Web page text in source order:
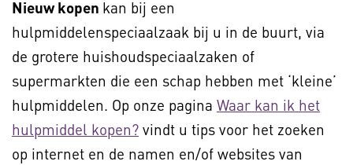
Nieuw kopen kan bij een
hulpmiddelenspeciaalzaak bij u in de buurt, via
de grotere huishoudspeciaalzaken of
supermarkten die een schap hebben met ‘kleine’
hulpmiddelen. Op onze pagina Waar kan ik het
hulpmiddel kopen? vindt u tips voor het zoeken
op internet en de namen en/of websites van